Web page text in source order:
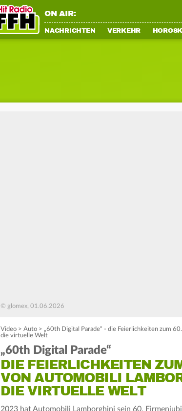
ON AIR:
NACHRICHTEN VERKEHR
© glomex, 01.06.2026
Video > Auto > „60th Digital Parade“ - die Feierlichkeiten zum
die virtuelle Welt
„60th Digital Parade“
DIE FEIERLICHKEITEN
VON AUTOMOBILI
DIE VIRTUELLE WELT
2023 hat Automobili Lamborghini sein 60.